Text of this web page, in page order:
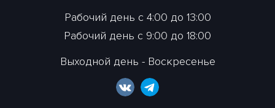
Рабочий день с 4:00 до 13:00
Рабочий день с 9:00 до 18:00
Выходной день - Воскресенье